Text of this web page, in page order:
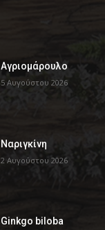
Αγριομάρουλο
5 Αυγούστου 2026
Ναριγκίνη
2 Αυγούστου 2026
Ginkgo biloba